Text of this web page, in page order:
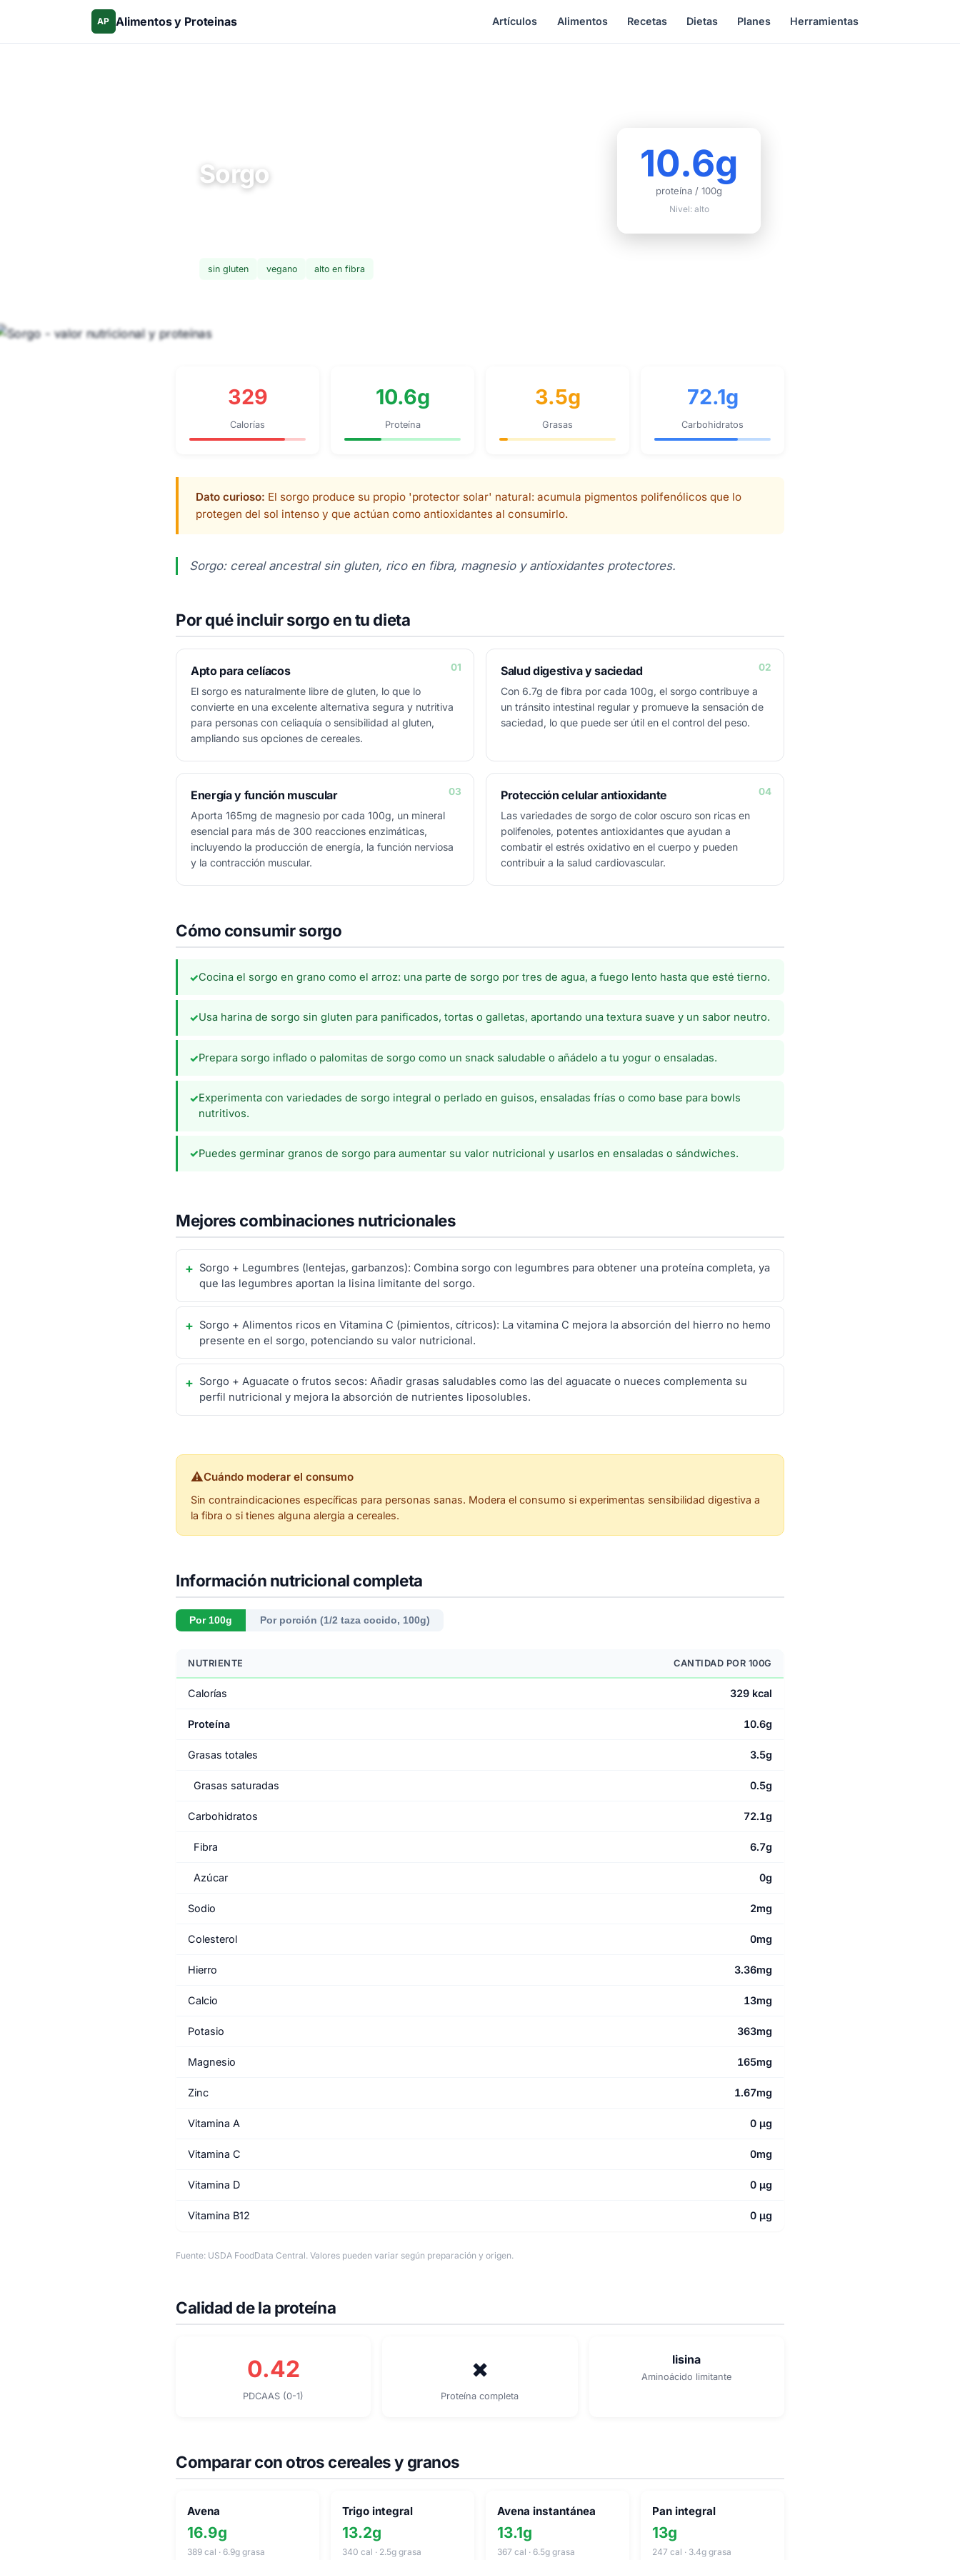
AP Alimentos y Proteinas Artículos Alimentos Recetas Dietas Planes Herramientas
Sorgo
sin gluten vegano alto en fibra
10.6g
proteína / 100g
Nivel: alto
329
Calorías
10.6g
Proteína
3.5g
Grasas
72.1g
Carbohidratos
Dato curioso: El sorgo produce su propio 'protector solar' natural: acumula pigmentos polifenólicos que lo
protegen del sol intenso y que actúan como antioxidantes al consumirlo.
Sorgo: cereal ancestral sin gluten, rico en fibra, magnesio y antioxidantes protectores.
Por qué incluir sorgo en tu dieta
01
Apto para celíacos
El sorgo es naturalmente libre de gluten, lo que lo
convierte en una excelente alternativa segura y nutritiva
para personas con celiaquía o sensibilidad al gluten,
ampliando sus opciones de cereales.
02
Salud digestiva y saciedad
Con 6.7g de fibra por cada 100g, el sorgo contribuye a
un tránsito intestinal regular y promueve la sensación de
saciedad, lo que puede ser útil en el control del peso.
03
Energía y función muscular
Aporta 165mg de magnesio por cada 100g, un mineral
esencial para más de 300 reacciones enzimáticas,
incluyendo la producción de energía, la función nerviosa
y la contracción muscular.
04
Protección celular antioxidante
Las variedades de sorgo de color oscuro son ricas en
polifenoles, potentes antioxidantes que ayudan a
combatir el estrés oxidativo en el cuerpo y pueden
contribuir a la salud cardiovascular.
Cómo consumir sorgo
✓Cocina el sorgo en grano como el arroz: una parte de sorgo por tres de agua, a fuego lento hasta que esté tierno.
✓Usa harina de sorgo sin gluten para panificados, tortas o galletas, aportando una textura suave y un sabor neutro.
✓Prepara sorgo inflado o palomitas de sorgo como un snack saludable o añádelo a tu yogur o ensaladas.
✓Experimenta con variedades de sorgo integral o perlado en guisos, ensaladas frías o como base para bowls
nutritivos.
✓Puedes germinar granos de sorgo para aumentar su valor nutricional y usarlos en ensaladas o sándwiches.
Mejores combinaciones nutricionales
Sorgo + Legumbres (lentejas, garbanzos): Combina sorgo con legumbres para obtener una proteína completa, ya
que las legumbres aportan la lisina limitante del sorgo.
Sorgo + Alimentos ricos en Vitamina C (pimientos, cítricos): La vitamina C mejora la absorción del hierro no hemo
presente en el sorgo, potenciando su valor nutricional.
Sorgo + Aguacate o frutos secos: Añadir grasas saludables como las del aguacate o nueces complementa su
perfil nutricional y mejora la absorción de nutrientes liposolubles.
⚠Cuándo moderar el consumo
Sin contraindicaciones específicas para personas sanas. Modera el consumo si experimentas sensibilidad digestiva a
la fibra o si tienes alguna alergia a cereales.
Información nutricional completa
Por 100g Por porción (1/2 taza cocido, 100g)
NUTRIENTE CANTIDAD POR 100G
Calorías 329 kcal
Proteína 10.6g
Grasas totales 3.5g
Grasas saturadas 0.5g
Carbohidratos 72.1g
Fibra 6.7g
Azúcar 0g
Sodio 2mg
Colesterol 0mg
Hierro 3.36mg
Calcio 13mg
Potasio 363mg
Magnesio 165mg
Zinc 1.67mg
Vitamina A 0 µg
Vitamina C 0mg
Vitamina D 0 µg
Vitamina B12 0 µg
Fuente: USDA FoodData Central. Valores pueden variar según preparación y origen.
Calidad de la proteína
0.42
PDCAAS (0-1)
✗
Proteína completa
lisina
Aminoácido limitante
Comparar con otros cereales y granos
Avena
16.9g
389 cal · 6.9g grasa
Trigo integral
13.2g
340 cal · 2.5g grasa
Avena instantánea
13.1g
367 cal · 6.5g grasa
Pan integral
13g
247 cal · 3.4g grasa